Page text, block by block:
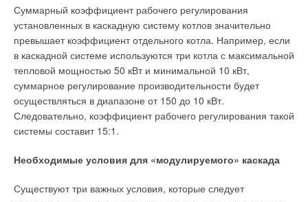
Суммарный коэффициент рабочего регулирования
установленных в каскадную систему котлов значительно
превышает коэффициент отдельного котла. Например, если
в каскадной системе используются три котла с максимальной
тепловой мощностью 50 кВт и минимальной 10 кВт,
суммарное регулирование производительности будет
осуществляться в диапазоне от 150 до 10 кВт.
Следовательно, коэффициент рабочего регулирования такой
системы составит 15:1.
Необходимые условия для «модулируемого» каскада
Существуют три важных условия, которые следует
оборудованию, объяснить, как лучше поступить в тех или
иных ситуациях. Кстати, очень полезным, на мой взгляд,
нововведением оказалось то, что большая часть запчастей к
новой линейке газовых котлов Ariston взаимозаменяема, что
снимает массу проблем с их обслуживанием.
А как вообще оборудование итальянской компании,
разработанное в теплой стране, работает в наших
непростых климатических условиях?
E.C: Сейчас в Белгородской области мы проводим полевые
Genus Premium, Genus, Clas и Egis. Надо сказать, что в
Добавить комментарий
Ваше имя *
Ваш E-mail *